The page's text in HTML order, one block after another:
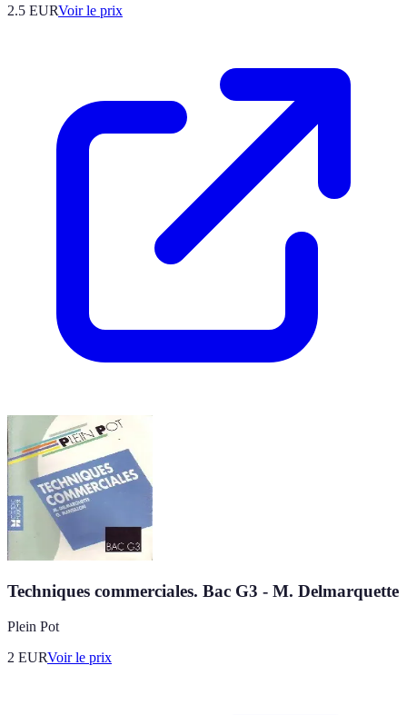
2.5 EURVoir le prix
Techniques commerciales. Bac G3 - M. Delmarquette
Plein Pot
2 EURVoir le prix